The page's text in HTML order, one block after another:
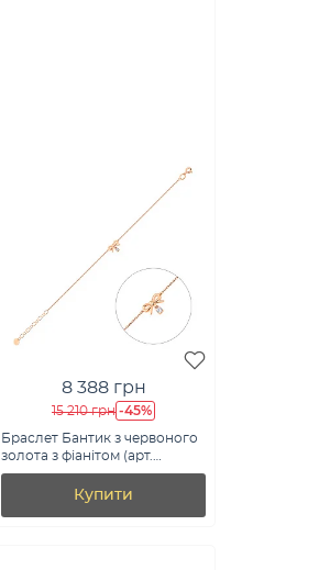
8 388 грн
15 210 грн -45%
Браслет Бантик з червоного
золота з фіанітом (арт.
340100)
Купити